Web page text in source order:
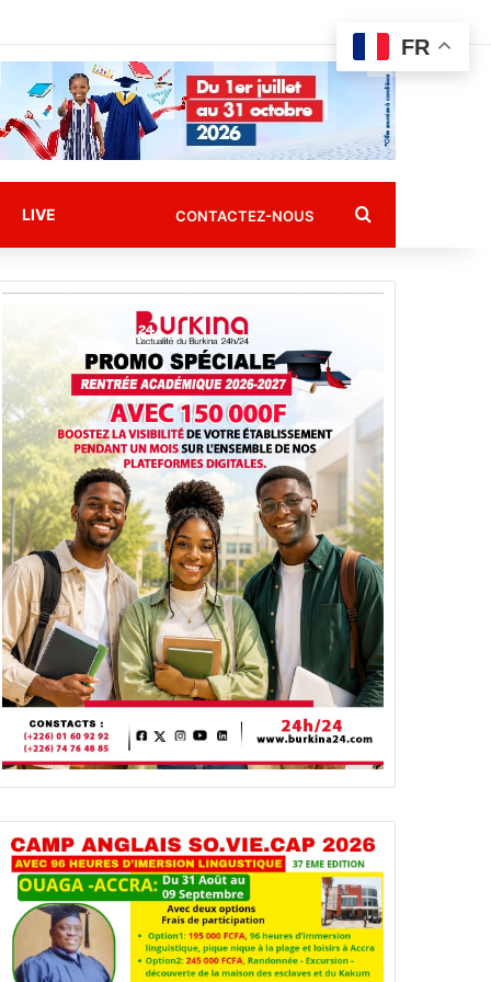
LIVE CONTACTEZ-NOUS Rechercher
FR